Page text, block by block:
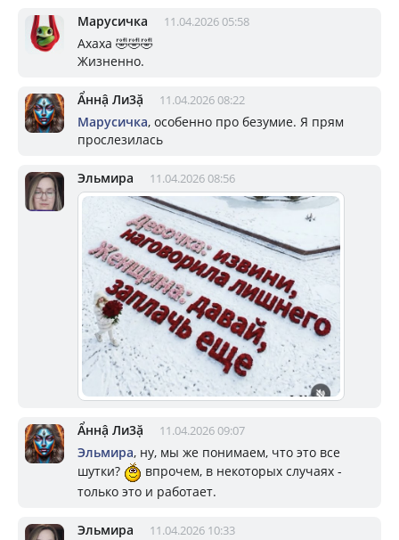
Марусичка 11.04.2026 05:58
Ахаха 🤣🤣🤣
Жизненно.
Ẩннậ Ли3ặ 11.04.2026 08:22
Марусичка, особенно про безумие. Я прям
прослезилась
Эльмира 11.04.2026 08:56
Ẩннậ Ли3ặ 11.04.2026 09:07
Эльмира, ну, мы же понимаем, что это все
шутки?
впрочем, в некоторых случаях -
только это и работает.
Эльмира 11.04.2026 10:33